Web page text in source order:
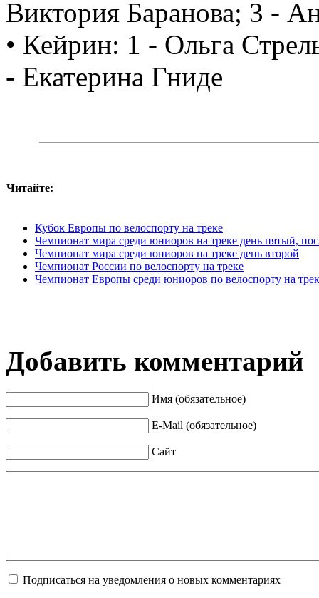
Виктория Баранова; 3 -
• Кейрин: 1 - Ольга
- Екатерина Гниде
Читайте:
Кубок Европы по велоспорту на треке
Чемпионат мира среди юниоров на треке день пятый,
Чемпионат мира среди юниоров на треке день второй
Чемпионат России по велоспорту на треке
Чемпионат Европы среди юниоров по велоспорту на
Добавить комментарий
Имя (обязательное)
E-Mail (обязательное)
Сайт
Подписаться на уведомления о новых комментариях